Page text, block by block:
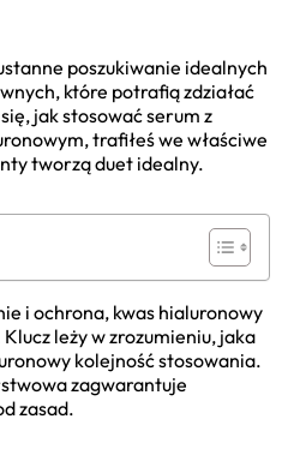
poszukiwanie idealnych
które potrafią zdziałać
jak stosować serum z
trafiłeś we właściwe
tworzą duet idealny.
i ochrona, kwas hialuronowy
leży w zrozumieniu, jaka
kolejność stosowania.
zagwarantuje
zasad.